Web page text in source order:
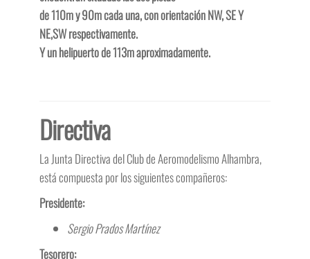
de 110m y 90m cada una, con orientación NW, SE Y
NE,SW respectivamente.
Y un helipuerto de 113m aproximadamente.
Directiva
La Junta Directiva del Club de Aeromodelismo Alhambra,
está compuesta por los siguientes compañeros:
Presidente:
Sergio Prados Martínez
Tesorero: